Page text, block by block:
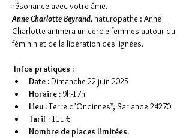
résonance avec votre âme.
Anne Charlotte Beyrand, naturopathe : Anne
Charlotte animera un cercle femmes autour du
féminin et de la libération des lignées.
Infos pratiques :
Date : Dimanche 22 juin 2025
Horaire : 9h-17h
Lieu : Terre d’Ondinnes*, Sarlande 24270
Tarif : 111 €
Nombre de places limitées.